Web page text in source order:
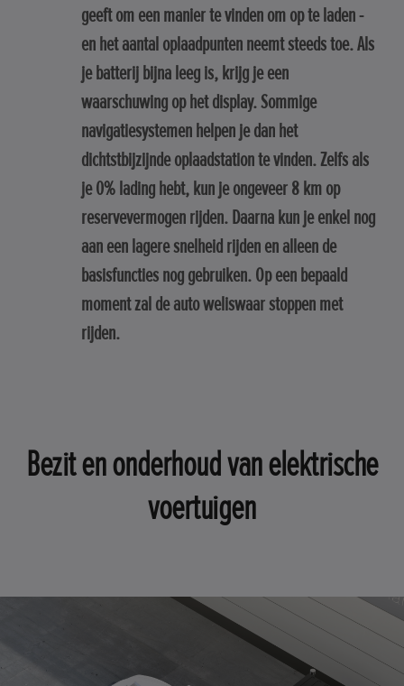
geeft om een manier te vinden om op te laden -
en het aantal oplaadpunten neemt steeds toe. Als
je batterij bijna leeg is, krijg je een
waarschuwing op het display. Sommige
navigatiesystemen helpen je dan het
dichtstbijzijnde oplaadstation te vinden. Zelfs als
je 0% lading hebt, kun je ongeveer 8 km op
reservevermogen rijden. Daarna kun je enkel nog
aan een lagere snelheid rijden en alleen de
basisfuncties nog gebruiken. Op een bepaald
moment zal de auto weliswaar stoppen met
rijden.
Bezit en onderhoud van elektrische
voertuigen